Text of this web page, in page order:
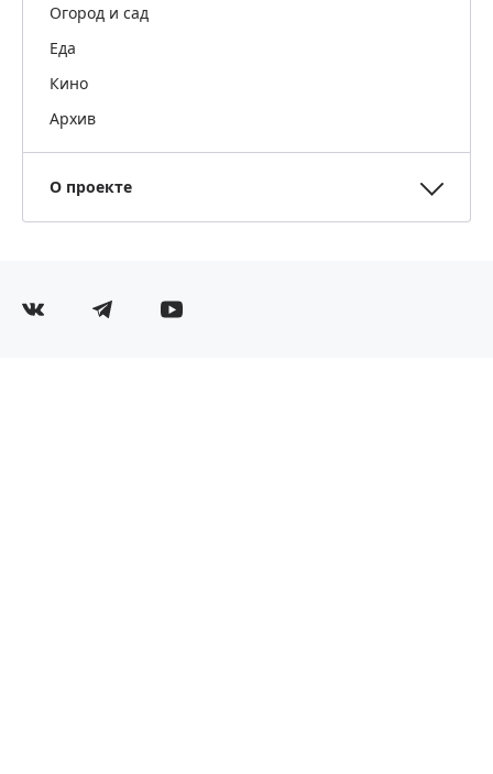
Огород и сад
Еда
Кино
Архив
О проекте